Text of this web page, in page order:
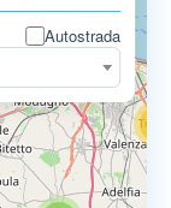
Autostrada